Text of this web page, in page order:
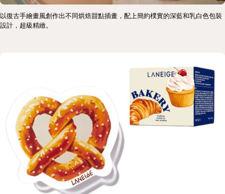
以復古手繪畫風創作出不同烘焙甜點插畫，配上簡約樸實的深藍和乳白色包裝
設計，超級精緻。